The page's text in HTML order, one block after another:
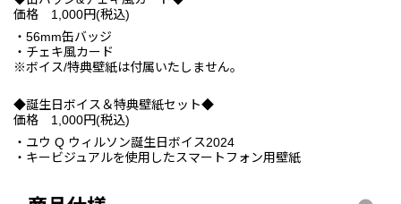
価格 1,000円(税込)
・56mm缶バッジ
・チェキ風カード
※ボイス/特典壁紙は付属いたしません。
◆誕生日ボイス＆特典壁紙セット◆
価格 1,000円(税込)
・ユウ Q ウィルソン誕生日ボイス2024
・キービジュアルを使用したスマートフォン用壁紙